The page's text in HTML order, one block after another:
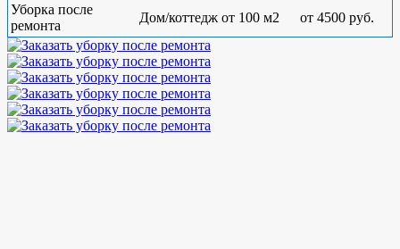
Уборка после
ремонта
Дом/коттедж от 100 м2 от 4500 руб.